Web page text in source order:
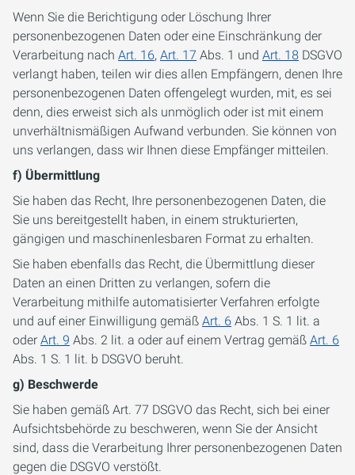
Wenn Sie die Berichtigung oder Löschung Ihrer
personenbezogenen Daten oder eine Einschränkung der
Verarbeitung nach Art. 16, Art. 17 Abs. 1 und Art. 18 DSGVO
verlangt haben, teilen wir dies allen Empfängern, denen Ihre
personenbezogenen Daten offengelegt wurden, mit, es sei
denn, dies erweist sich als unmöglich oder ist mit einem
unverhältnismäßigen Aufwand verbunden. Sie können von
uns verlangen, dass wir Ihnen diese Empfänger mitteilen.
f) Übermittlung
Sie haben das Recht, Ihre personenbezogenen Daten, die
Sie uns bereitgestellt haben, in einem strukturierten,
gängigen und maschinenlesbaren Format zu erhalten.
Sie haben ebenfalls das Recht, die Übermittlung dieser
Daten an einen Dritten zu verlangen, sofern die
Verarbeitung mithilfe automatisierter Verfahren erfolgte
und auf einer Einwilligung gemäß Art. 6 Abs. 1 S. 1 lit. a
oder Art. 9 Abs. 2 lit. a oder auf einem Vertrag gemäß Art. 6
Abs. 1 S. 1 lit. b DSGVO beruht.
g) Beschwerde
Sie haben gemäß Art. 77 DSGVO das Recht, sich bei einer
Aufsichtsbehörde zu beschweren, wenn Sie der Ansicht
sind, dass die Verarbeitung Ihrer personenbezogenen Daten
gegen die DSGVO verstößt.